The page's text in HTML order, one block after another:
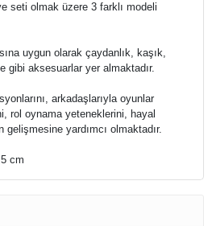
seti olmak üzere 3 farklı modeli
uygun olarak çaydanlık, kaşık,
gibi aksesuarlar yer almaktadır.
arkadaşlarıyla oyunlar
rol oynama yeteneklerini, hayal
gelişmesine yardımcı olmaktadır.
cm